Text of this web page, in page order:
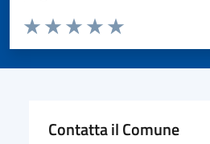
Valuta da 1 a 5 stelle la pagina
Valuta 5 stelle su 5
Valuta 4 stelle su 5
Valuta 3 stelle su 5
Valuta 2 stelle su 5
Valuta 1 stelle su 5
Contatta il Comune